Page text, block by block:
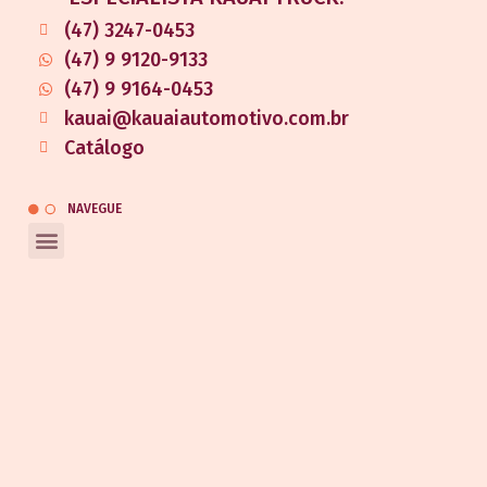
(47) 3247-0453
(47) 9 9120-9133
(47) 9 9164-0453
kauai@kauaiautomotivo.com.br
Catálogo
NAVEGUE